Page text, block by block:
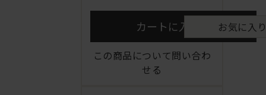
カートに入れる お気に入
この商品について問い合わ
せる